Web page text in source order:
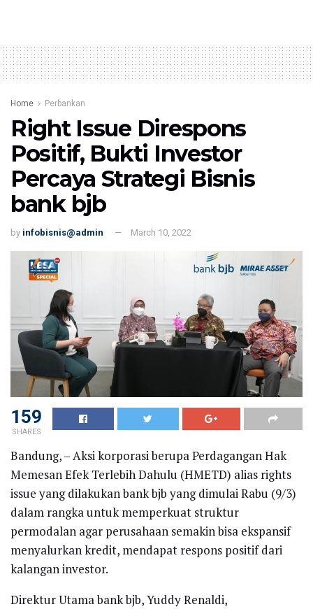
Home Perbankan
Right Issue Direspons
Positif, Bukti Investor
Percaya Strategi Bisnis
bank bjb
by infobisnis@admin March 10, 2022
159
SHARES
Bandung, – Aksi korporasi berupa Perdagangan Hak
Memesan Efek Terlebih Dahulu (HMETD) alias rights
issue yang dilakukan bank bjb yang dimulai Rabu (9/3)
dalam rangka untuk memperkuat struktur
permodalan agar perusahaan semakin bisa ekspansif
menyalurkan kredit, mendapat respons positif dari
kalangan investor.
Direktur Utama bank bjb, Yuddy Renaldi,